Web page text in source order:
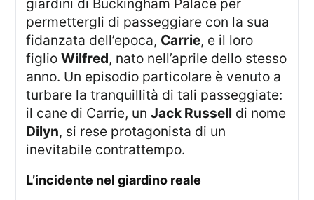
giardini di Buckingham Palace per
permettergli di passeggiare con la sua
fidanzata dell’epoca, Carrie, e il loro
figlioWilfred, nato nell’aprile dello stesso
anno. Un episodio particolare è venuto a
turbare la tranquillità di tali passeggiate:
il cane di Carrie, unJack Russell di nome
Dilyn, si rese protagonista di un
inevitabile contrattempo.
l’incidente nel giardino reale